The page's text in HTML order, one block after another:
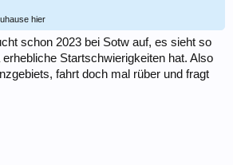
hier
schon 2023 bei Sotw auf, es sieht so
Startschwierigkeiten hat. Also
fahrt doch mal rüber und fragt